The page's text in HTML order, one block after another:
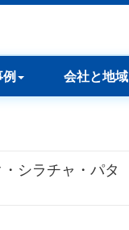
例 会社と地域
シラチャ・パタ